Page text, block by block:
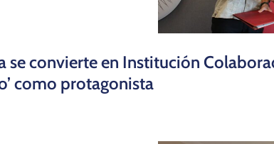
se convierte en Institución
como protagonista